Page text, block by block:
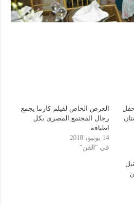
العرض الخاص لفيلم كارما يجمع
رجال المجتمع المصرى بكل
اطيافة
14 يونيو، 2018
في "الفن"